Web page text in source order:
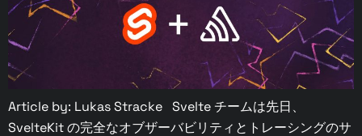
Article by: Lukas Stracke Svelte チームは先日、
SvelteKit の完全なオブザーバビリティとトレーシングのサ